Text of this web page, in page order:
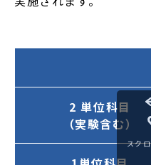
2 単位科目
（実験含む）
スク